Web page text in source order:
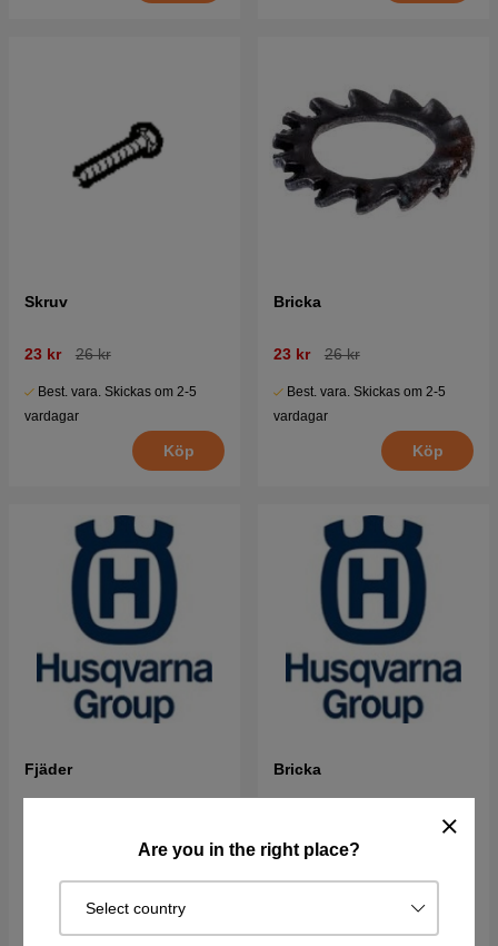
Are you in the right place?
Select country
Skruv
23 kr 26 kr
Best. vara. Skickas om 2-5
vardagar
Köp
Bricka
23 kr 26 kr
Best. vara. Skickas om 2-5
vardagar
Köp
Fjäder
Best. vara. Skickas om 2-5
vardagar
Köp
Bricka
Best. vara. Skickas om 2-5
vardagar
Köp